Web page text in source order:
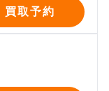
買取予約